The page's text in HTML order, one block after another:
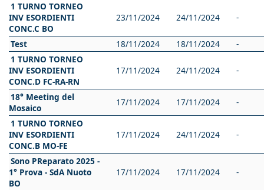
1 TURNO TORNEO
INV ESORDIENTI
CONC.C BO
23/11/2024 24/11/2024 -
Test 18/11/2024 18/11/2024
-
1 TURNO TORNEO
INV ESORDIENTI
CONC.D FC-RA-RN
17/11/2024 24/11/2024 -
18° Meeting del
Mosaico
17/11/2024 17/11/2024
-
1 TURNO TORNEO
INV ESORDIENTI
CONC.B MO-FE
17/11/2024 24/11/2024 -
Sono PReparato 2025 -
1° Prova - SdA Nuoto
BO
17/11/2024 17/11/2024 -